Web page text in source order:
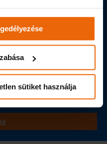
sütiket használja
és mi visszahívjuk!